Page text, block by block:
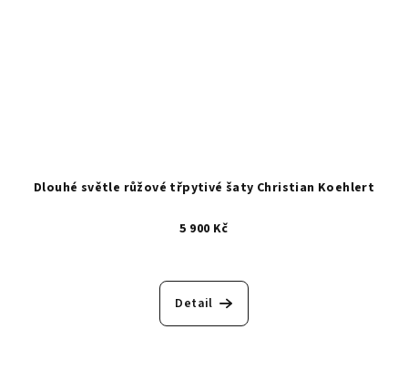
Dlouhé světle růžové třpytivé šaty Christian Koehlert
5 900 Kč
Detail